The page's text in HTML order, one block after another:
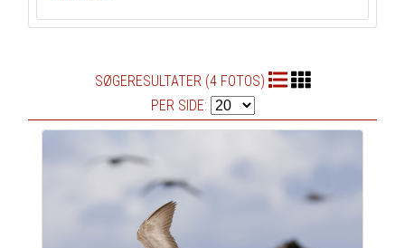
SØGERESULTATER (4 FOTOS)
PER SIDE: